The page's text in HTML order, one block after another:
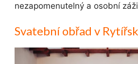
nezapomenutelný a osobní
Svatební obřad v